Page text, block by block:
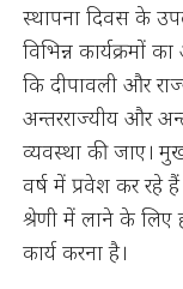
स्थापना दिवस के
विभिन्न कार्यक्रमों
कि दीपावली और
अन्तरराज्यीय और
व्यवस्था की जाए।
वर्ष में प्रवेश कर रहे
श्रेणी में लाने के लिए
कार्य करना है।